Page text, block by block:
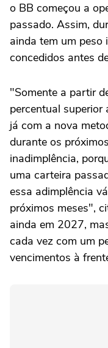
o BB começou a
passado. Assim,
ainda tem um
concedidos antes
"Somente a partir
percentual
já com a ⁠nova
durante os
inadimplência,
uma carteira
essa adimplência
próximos meses",
ainda em 2027,
cada vez com um
vencimentos à